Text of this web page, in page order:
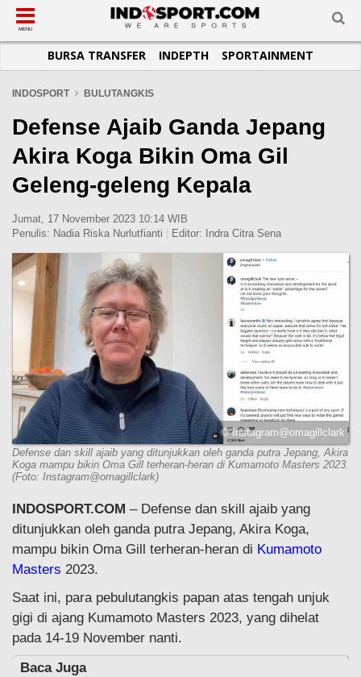
SUB-MENU
SEPAKBOLA
LIGA INGGRIS
LIGA ITALIA
LIGA SPANYOL
LIGA CHAMPIONS
LIGA PRANCIS
LIGA EUROPA
SUB-MENU
SPORTAINMENT
SUB-MENU
OTOMOTIF
OTOMANIA
SUB-MENU
BASKET
FUTSAL
OLIMPIK
E-SPORT
SUB-MENU
JADWAL
SUB-MENU
TOPIK HARI INI
INFOGRAFIS
GALERI FOTO
TEMPAT OLAHRAGA
PASUKAN SEHAT
MENU
BURSA TRANSFER INDEPTH SPORTAINMENT
INDOSPORT BULUTANGKIS
Defense Ajaib Ganda Jepang
Akira Koga Bikin Oma Gil
Geleng-geleng Kepala
Jumat, 17 November 2023 10:14 WIB
Penulis: Nadia Riska Nurlutfianti Editor: Indra Citra Sena
© Instagram@omagillclark
Defense dan skill ajaib yang ditunjukkan oleh ganda putra Jepang, Akira
Koga mampu bikin Oma Gill terheran-heran di Kumamoto Masters 2023.
(Foto: Instagram@omagillclark)
INDOSPORT.COM – Defense dan skill ajaib yang
ditunjukkan oleh ganda putra Jepang, Akira Koga,
mampu bikin Oma Gill terheran-heran di Kumamoto
Masters 2023.
Saat ini, para pebulutangkis papan atas tengah unjuk
gigi di ajang Kumamoto Masters 2023, yang dihelat
pada 14-19 November nanti.
Baca Juga